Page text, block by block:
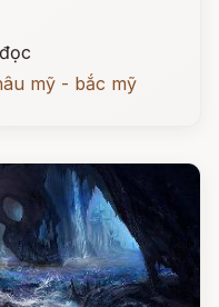
mỹ - bắc mỹ